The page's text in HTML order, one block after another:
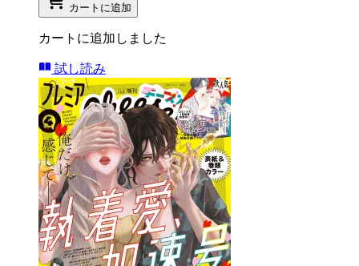
カートに追加
カートに追加しました
試し読み